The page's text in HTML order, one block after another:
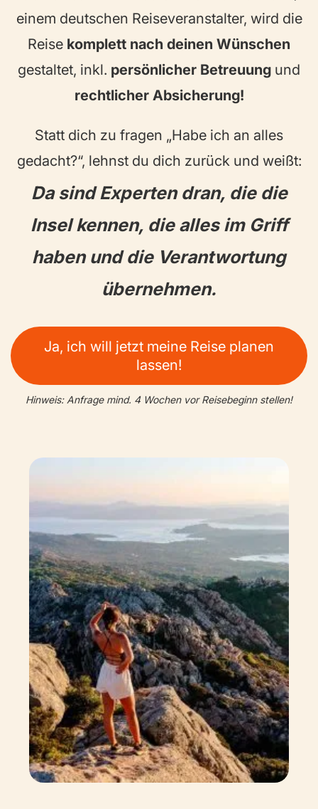
einem deutschen Reiseveranstalter, wird die
Reise komplett nach deinen Wünschen
gestaltet, inkl. persönlicher Betreuung und
rechtlicher Absicherung!
Statt dich zu fragen „Habe ich an alles
gedacht?“, lehnst du dich zurück und weißt:
Da sind Experten dran, die die
Insel kennen, die alles im Griff
haben und die Verantwortung
übernehmen.
Ja, ich will jetzt meine Reise planen
lassen!
Hinweis: Anfrage mind. 4 Wochen vor Reisebeginn stellen!